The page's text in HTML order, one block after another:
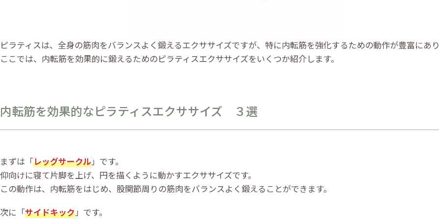
ピラティスは、全身の筋肉をバランスよく鍛えるエクササイズですが、特に内転筋を強化するための動作が豊富にあ
ここでは、内転筋を効果的に鍛えるためのピラティスエクササイズをいくつか紹介します。
内転筋を効果的なピラティスエクササイズ ３選
まずは「レッグサークル」です。
仰向けに寝て片脚を上げ、円を描くように動かすエクササイズです。
この動作は、内転筋をはじめ、股関節周りの筋肉をバランスよく鍛えることができます。
次に「サイドキック」です。